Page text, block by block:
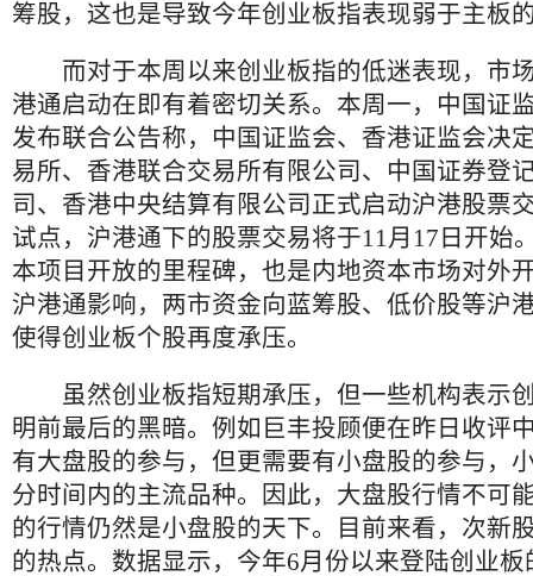
筹股，这也是导致今年创业板指表现弱于主板
而对于本周以来创业板指的低迷表现，市
港通启动在即有着密切关系。本周一，中国证
发布联合公告称，中国证监会、香港证监会决
易所、香港联合交易所有限公司、中国证券登
司、香港中央结算有限公司正式启动沪港股票
试点，沪港通下的股票交易将于11月17日开始
本项目开放的里程碑，也是内地资本市场对外
沪港通影响，两市资金向蓝筹股、低价股等沪
使得创业板个股再度承压。
虽然创业板指短期承压，但一些机构表示
明前最后的黑暗。例如巨丰投顾便在昨日收评
有大盘股的参与，但更需要有小盘股的参与，
分时间内的主流品种。因此，大盘股行情不可
的行情仍然是小盘股的天下。目前来看，次新
的热点。数据显示，今年6月份以来登陆创业板